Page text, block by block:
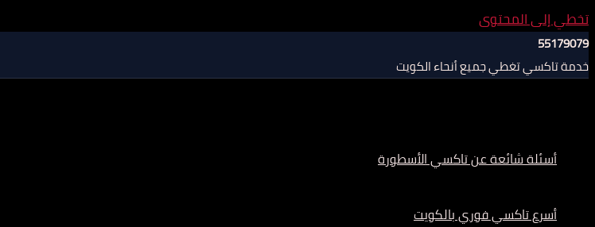
تخطي إلى المحتوى
55179079
خدمة تاكسي تغطي جميع أنحاء الكويت
أسئلة شائعة عن تاكسي الأسطورة
أسرع تاكسي فوري بالكويت